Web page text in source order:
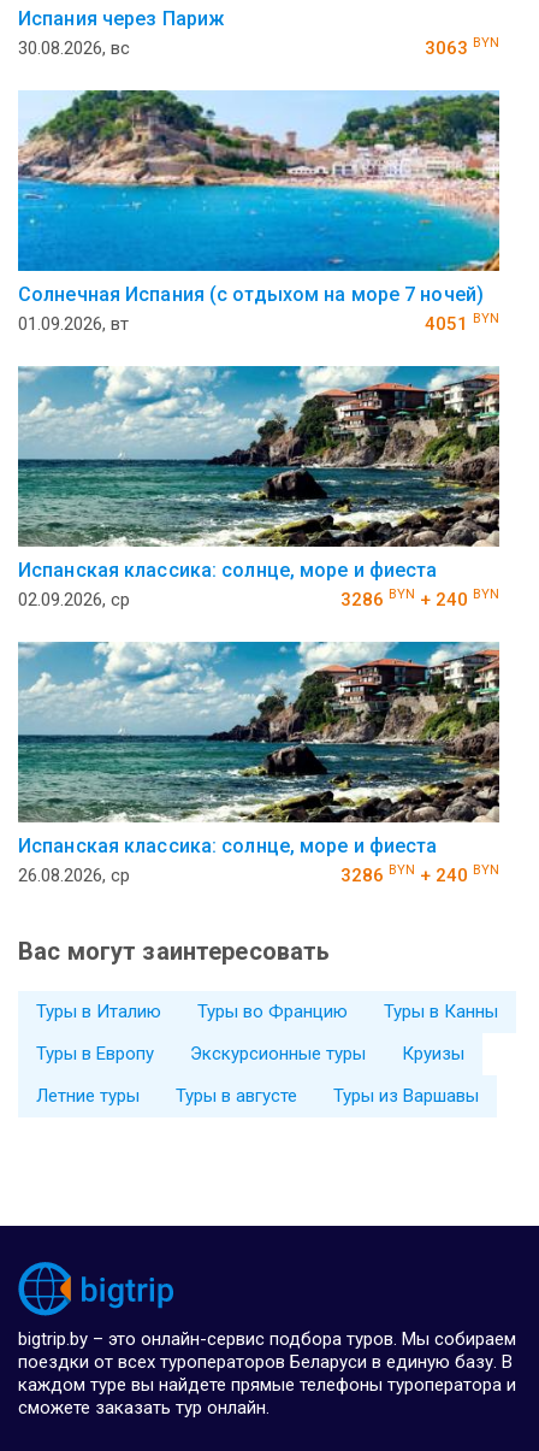
Испания через Париж
30.08.2026, вс 3063 BYN
Солнечная Испания (с отдыхом на море 7 ночей)
01.09.2026, вт 4051 BYN
Испанская классика: солнце, море и фиеста
02.09.2026, ср 3286 BYN + 240 BYN
Испанская классика: солнце, море и фиеста
26.08.2026, ср 3286 BYN + 240 BYN
Вас могут заинтересовать
Туры в Италию Туры во Францию
Туры в Канны
Туры в Европу
Экскурсионные туры
Круизы
Летние туры
Туры в августе Туры из Варшавы
bigtrip.by – это онлайн-сервис подбора туров. Мы собираем
поездки от всех туроператоров Беларуси в единую базу. В
каждом туре вы найдете прямые телефоны туроператора и
сможете заказать тур онлайн.